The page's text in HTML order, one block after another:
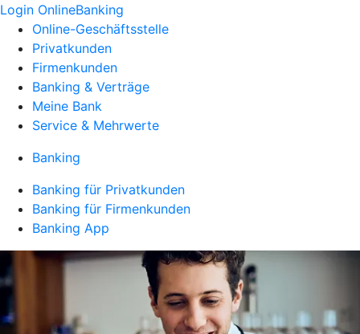
Login OnlineBanking
Online-Geschäftsstelle
Privatkunden
Firmenkunden
Banking & Verträge
Meine Bank
Service & Mehrwerte
Banking
Banking für Privatkunden
Banking für Firmenkunden
Banking App